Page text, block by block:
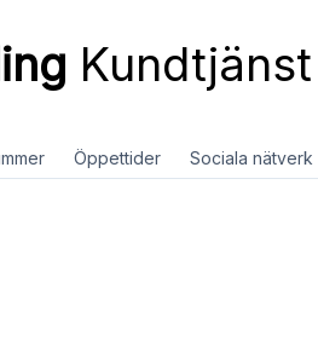
Kundtjänst
Öppettider Sociala nätverk